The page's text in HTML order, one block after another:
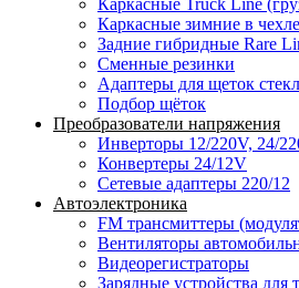
Каркасные Truck Line
Каркасные зимние в
Задние гибридные Rare
Сменные резинки
Адаптеры для щеток
Подбор щёток
Преобразователи напряжения
Инверторы 12/220V, 24/
Конвертеры 24/12V
Сетевые адаптеры 220/12
Автоэлектроника
FM трансмиттеры
Вентиляторы
Видеорегистраторы
Зарядные устройства для